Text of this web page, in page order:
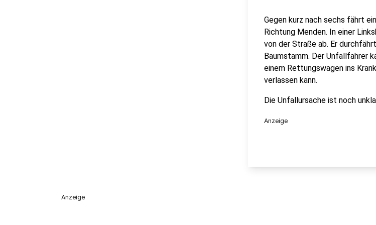
Gegen kurz nach sechs fährt
Richtung Menden. In einer
von der Straße ab. Er
Baumstamm. Der Unfallfahrer
einem Rettungswagen ins
verlassen kann.
Die Unfallursache ist noch
Anzeige
Anzeige